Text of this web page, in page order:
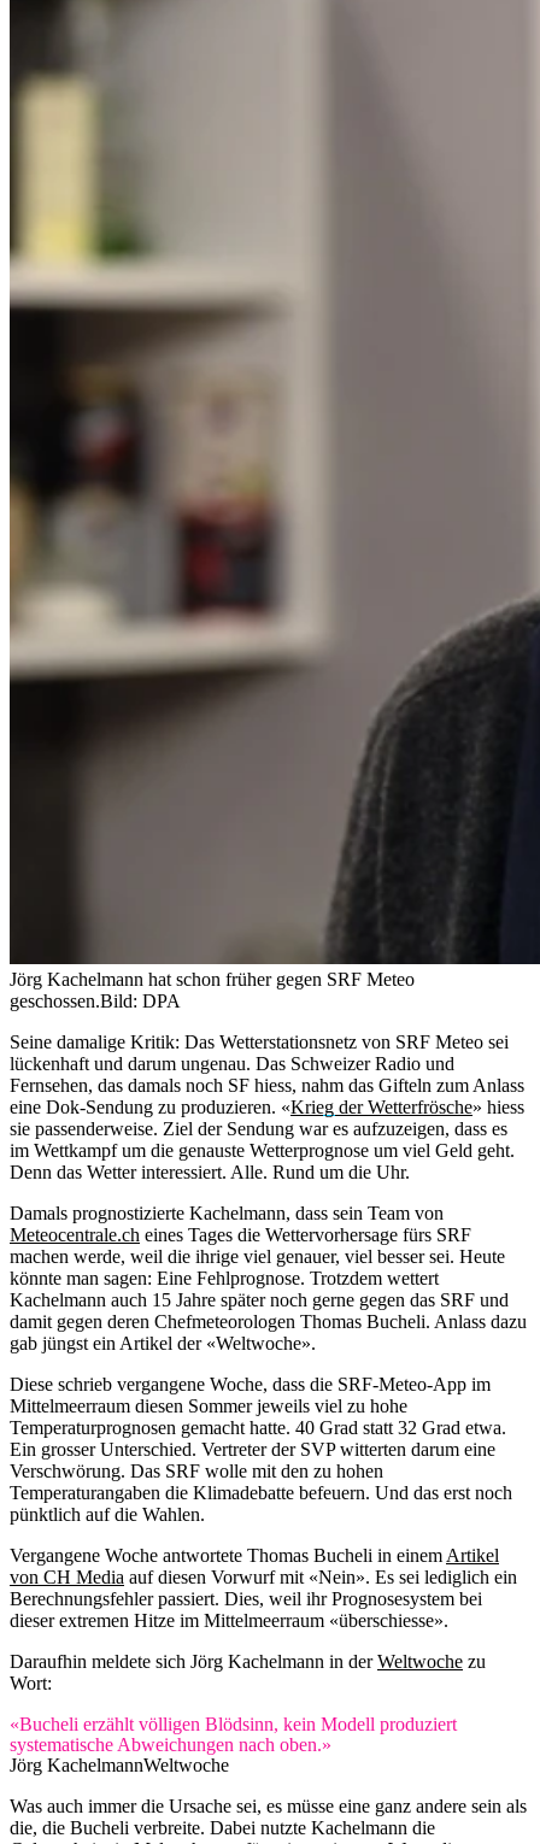
Jörg Kachelmann hat schon früher gegen SRF Meteo
geschossen.Bild: DPA
Seine damalige Kritik: Das Wetterstationsnetz von SRF Meteo sei
lückenhaft und darum ungenau. Das Schweizer Radio und
Fernsehen, das damals noch SF hiess, nahm das Gifteln zum Anlass
eine Dok-Sendung zu produzieren. «Krieg der Wetterfrösche» hiess
sie passenderweise. Ziel der Sendung war es aufzuzeigen, dass es
im Wettkampf um die genauste Wetterprognose um viel Geld geht.
Denn das Wetter interessiert. Alle. Rund um die Uhr.
Damals prognostizierte Kachelmann, dass sein Team von
Meteocentrale.ch eines Tages die Wettervorhersage fürs SRF
machen werde, weil die ihrige viel genauer, viel besser sei. Heute
könnte man sagen: Eine Fehlprognose. Trotzdem wettert
Kachelmann auch 15 Jahre später noch gerne gegen das SRF und
damit gegen deren Chefmeteorologen Thomas Bucheli. Anlass dazu
gab jüngst ein Artikel der «Weltwoche».
Diese schrieb vergangene Woche, dass die SRF-Meteo-App im
Mittelmeerraum diesen Sommer jeweils viel zu hohe
Temperaturprognosen gemacht hatte. 40 Grad statt 32 Grad etwa.
Ein grosser Unterschied. Vertreter der SVP witterten darum eine
Verschwörung. Das SRF wolle mit den zu hohen
Temperaturangaben die Klimadebatte befeuern. Und das erst noch
pünktlich auf die Wahlen.
Vergangene Woche antwortete Thomas Bucheli in einem Artikel
von CH Media auf diesen Vorwurf mit «Nein». Es sei lediglich ein
Berechnungsfehler passiert. Dies, weil ihr Prognosesystem bei
dieser extremen Hitze im Mittelmeerraum «überschiesse».
Daraufhin meldete sich Jörg Kachelmann in derWeltwoche zu
Wort:
«Bucheli erzählt völligen Blödsinn, kein Modell produziert
systematische Abweichungen nach oben.»
Jörg KachelmannWeltwoche
Was auch immer die Ursache sei, es müsse eine ganz andere sein als
die, die Bucheli verbreite. Dabei nutzte Kachelmann die